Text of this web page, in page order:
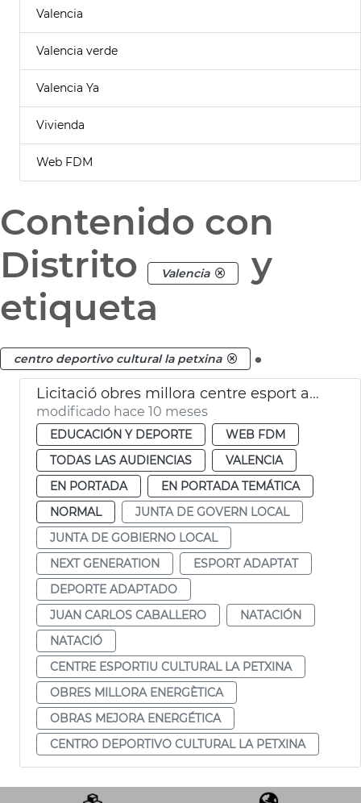
Valencia
Valencia verde
Valencia Ya
Vivienda
Web FDM
Contenido con
Distrito
Valencia
y
etiqueta
centro deportivo cultural la petxina .
Licitació obres millora centre esport adaptat i natació La Petxina València
modificado hace 10 meses
EDUCACIÓN Y DEPORTE
WEB FDM
TODAS LAS AUDIENCIAS
VALENCIA
EN PORTADA
EN PORTADA TEMÁTICA
NORMAL
JUNTA DE GOVERN LOCAL
JUNTA DE GOBIERNO LOCAL
NEXT GENERATION
ESPORT ADAPTAT
DEPORTE ADAPTADO
JUAN CARLOS CABALLERO
NATACIÓN
NATACIÓ
CENTRE ESPORTIU CULTURAL LA PETXINA
OBRES MILLORA ENERGÈTICA
OBRAS MEJORA ENERGÉTICA
CENTRO DEPORTIVO CULTURAL LA PETXINA